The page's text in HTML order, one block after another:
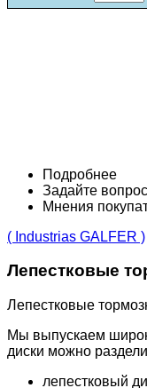
Подробнее
Задайте
Мнения
( Industrias GALFER )
Лепестковые
Лепестковые
Мы выпускаем
диски можно
лепестковый